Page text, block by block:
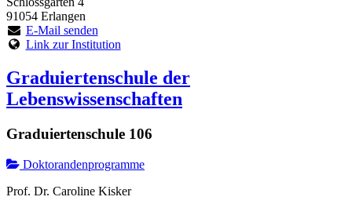
91054 Erlangen
E-Mail senden
Link zur Institution
Graduiertenschule der
Lebenswissenschaften
Graduiertenschule 106
Doktorandenprogramme
Prof. Dr. Caroline Kisker